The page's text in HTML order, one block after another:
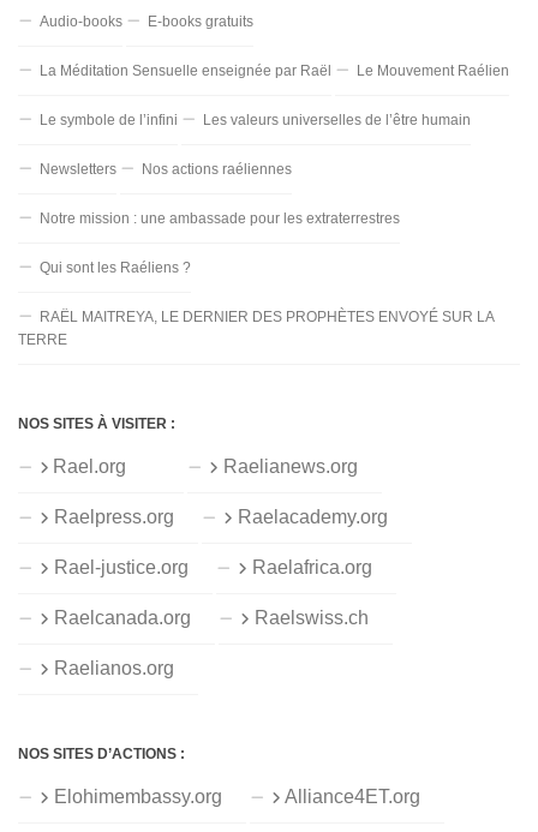
Audio-books E-books gratuits
La Méditation Sensuelle enseignée par Raël Le Mouvement Raélien
Le symbole de l’infini Les valeurs universelles de l’être humain
Newsletters Nos actions raéliennes
Notre mission : une ambassade pour les extraterrestres
Qui sont les Raéliens ?
RAËL MAITREYA, LE DERNIER DES PROPHÈTES ENVOYÉ SUR LA
TERRE
NOS SITES À VISITER :
Rael.org Raelianews.org
Raelpress.org Raelacademy.org
Rael-justice.org Raelafrica.org
Raelcanada.org Raelswiss.ch
Raelianos.org
NOS SITES D’ACTIONS :
Elohimembassy.org Alliance4ET.org